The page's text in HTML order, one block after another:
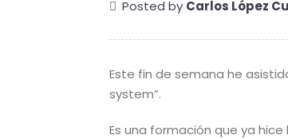
Posted by Carlos López
Este fin de semana he
system”.
Es una formación que ya